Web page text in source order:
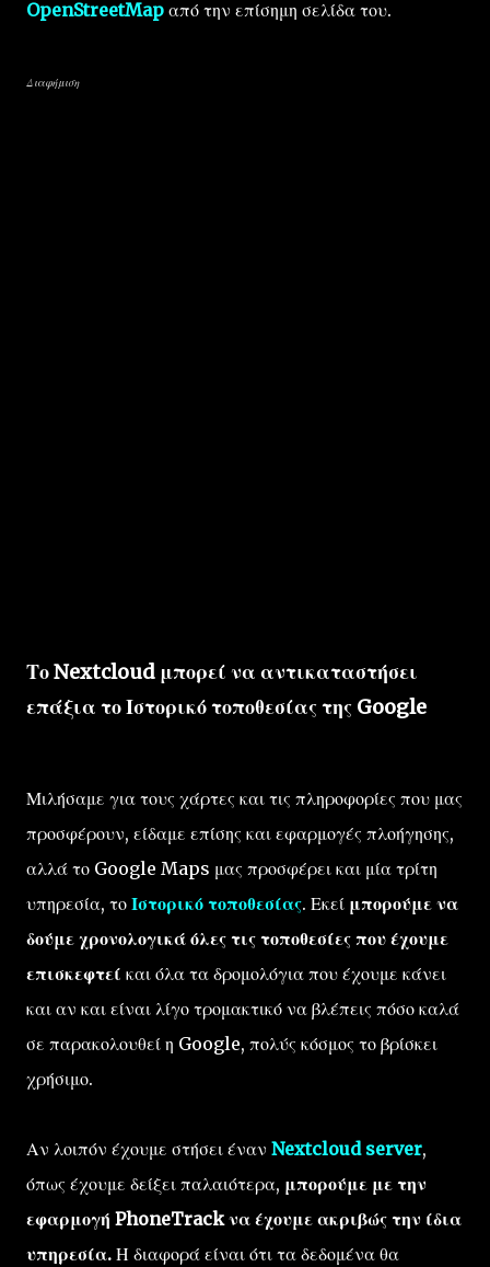
OpenStreetMap από την επίσημη σελίδα του.
Διαφήμιση
Το Nextcloud μπορεί να αντικαταστήσει
επάξια το Ιστορικό τοποθεσίας της Google
Μιλήσαμε για τους χάρτες και τις πληροφορίες που μας
προσφέρουν, είδαμε επίσης και εφαρμογές πλοήγησης,
αλλά το Google Maps μας προσφέρει και μία τρίτη
υπηρεσία, το Ιστορικό τοποθεσίας. Εκεί μπορούμε να
δούμε χρονολογικά όλες τις τοποθεσίες που έχουμε
επισκεφτεί και όλα τα δρομολόγια που έχουμε κάνει
και αν και είναι λίγο τρομακτικό να βλέπεις πόσο καλά
σε παρακολουθεί η Google, πολύς κόσμος το βρίσκει
χρήσιμο.
Αν λοιπόν έχουμε στήσει έναν Nextcloud server,
όπως έχουμε δείξει παλαιότερα, μπορούμε με την
εφαρμογή PhoneTrack να έχουμε ακριβώς την ίδια
υπηρεσία. Η διαφορά είναι ότι τα δεδομένα θα